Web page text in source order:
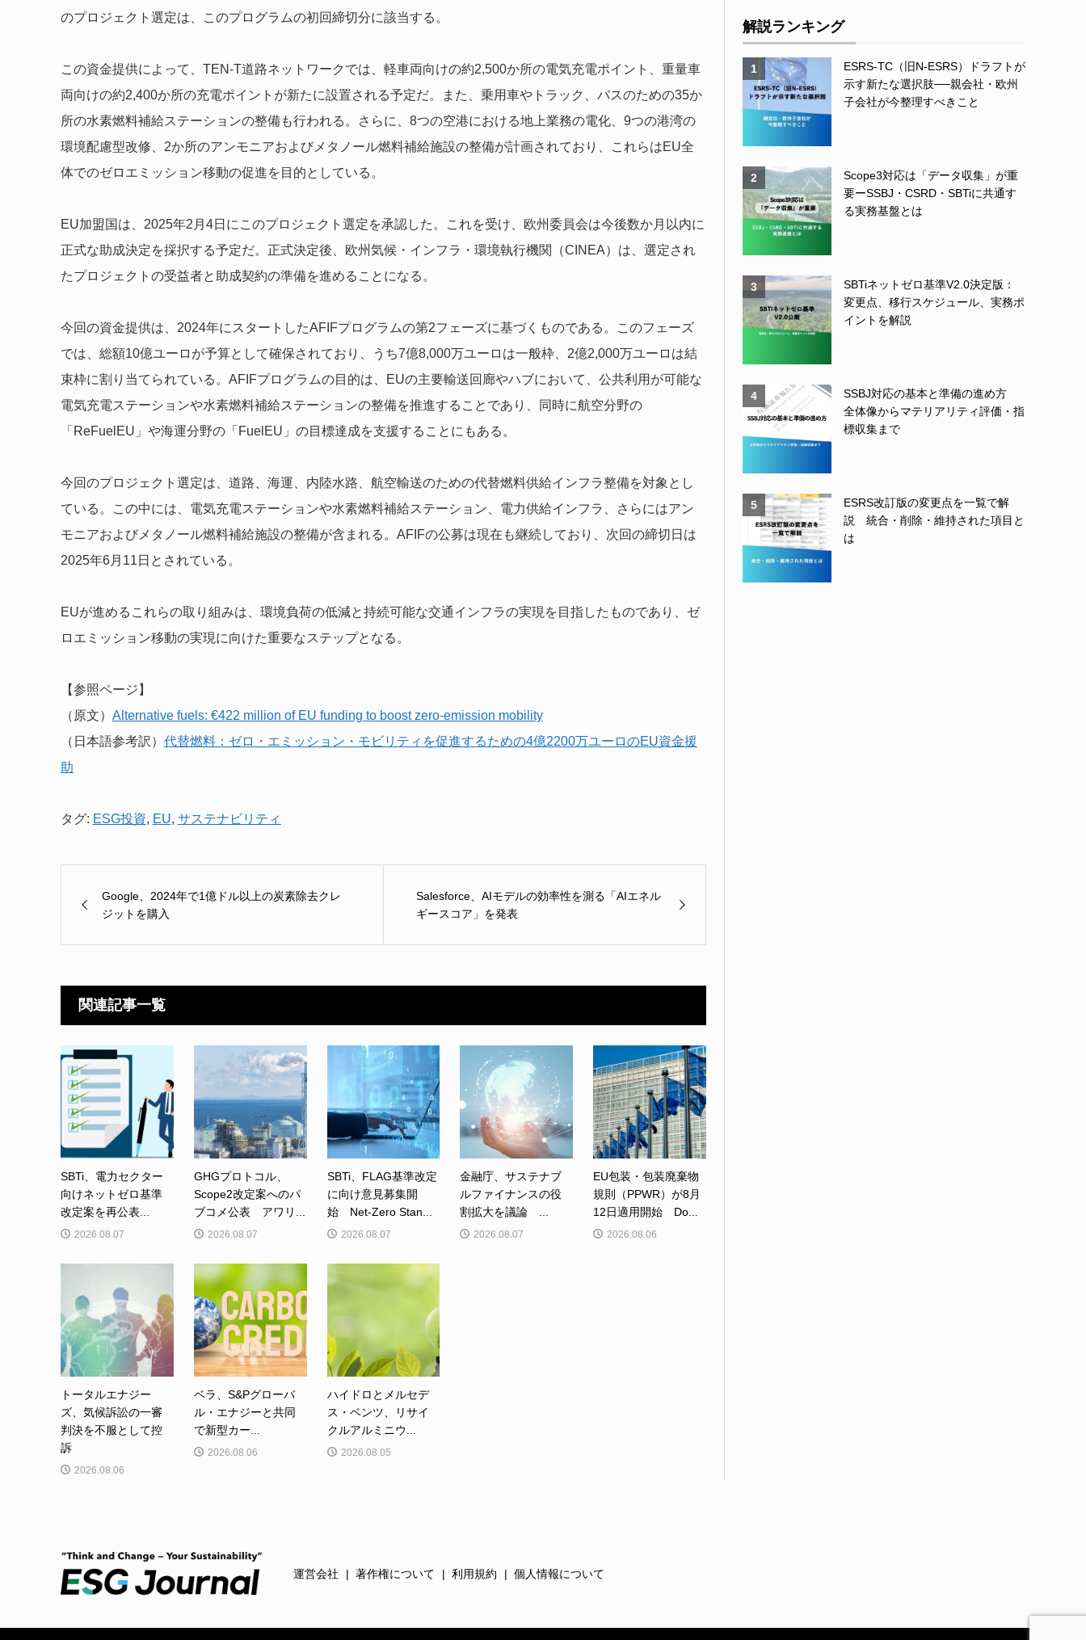
のプロジェクト選定は、このプログラムの初回締切分に該当する。
この資金提供によって、TEN-T道路ネットワークでは、軽車両向けの約2,500か所の電気充電ポイント、重量車
両向けの約2,400か所の充電ポイントが新たに設置される予定だ。また、乗用車やトラック、バスのための35か
所の水素燃料補給ステーションの整備も行われる。さらに、8つの空港における地上業務の電化、9つの港湾の
環境配慮型改修、2か所のアンモニアおよびメタノール燃料補給施設の整備が計画されており、これらはEU全
体でのゼロエミッション移動の促進を目的としている。
EU加盟国は、2025年2月4日にこのプロジェクト選定を承認した。これを受け、欧州委員会は今後数か月以内に
正式な助成決定を採択する予定だ。正式決定後、欧州気候・インフラ・環境執行機関（CINEA）は、選定され
たプロジェクトの受益者と助成契約の準備を進めることになる。
今回の資金提供は、2024年にスタートしたAFIFプログラムの第2フェーズに基づくものである。このフェーズ
では、総額10億ユーロが予算として確保されており、うち7億8,000万ユーロは一般枠、2億2,000万ユーロは結
束枠に割り当てられている。AFIFプログラムの目的は、EUの主要輸送回廊やハブにおいて、公共利用が可能な
電気充電ステーションや水素燃料補給ステーションの整備を推進することであり、同時に航空分野の
「ReFuelEU」や海運分野の「FuelEU」の目標達成を支援することにもある。
今回のプロジェクト選定は、道路、海運、内陸水路、航空輸送のための代替燃料供給インフラ整備を対象とし
ている。この中には、電気充電ステーションや水素燃料補給ステーション、電力供給インフラ、さらにはアン
モニアおよびメタノール燃料補給施設の整備が含まれる。AFIFの公募は現在も継続しており、次回の締切日は
2025年6月11日とされている。
EUが進めるこれらの取り組みは、環境負荷の低減と持続可能な交通インフラの実現を目指したものであり、ゼ
ロエミッション移動の実現に向けた重要なステップとなる。
【参照ページ】
（原文） Alternative fuels: €422 million of EU funding to boost zero-emission mobility
（日本語参考訳） 代替燃料：ゼロ・エミッション・モビリティを促進するための4億2200万ユーロのEU資金援
助
タグ: ESG投資, EU, サステナビリティ
Google、2024年で1億ドル以上の炭素除去クレ
ジットを購入
Salesforce、AIモデルの効率性を測る「AIエネル
ギースコア」を発表
関連記事一覧
SBTi、電力セクター
向けネットゼロ基準
改定案を再公表...
2026.08.07
GHGプロトコル、
Scope2改定案へのパ
ブコメ公表 アワリ...
2026.08.07
SBTi、FLAG基準改定
に向け意見募集開
始 Net-Zero Stan...
2026.08.07
金融庁、サステナブ
ルファイナンスの役
割拡大を議論 ...
2026.08.07
EU包装・包装廃棄物
規則（PPWR）が8月
12日適用開始 Do...
2026.08.06
トータルエナジー
ズ、気候訴訟の一審
判決を不服として控
訴
2026.08.06
ベラ、S&Pグローバ
ル・エナジーと共同
で新型カー...
2026.08.06
ハイドロとメルセデ
ス・ベンツ、リサイ
クルアルミニウ...
2026.08.05
解説ランキング
1
ESRS-TC（旧N-ESRS）ドラフトが
示す新たな選択肢──親会社・欧州
子会社が今整理すべきこと
2
Scope3対応は「データ収集」が重
要ーSSBJ・CSRD・SBTiに共通す
る実務基盤とは
3
SBTiネットゼロ基準V2.0決定版：
変更点、移行スケジュール、実務ポ
イントを解説
4
SSBJ対応の基本と準備の進め方
全体像からマテリアリティ評価・指
標収集まで
5
ESRS改訂版の変更点を一覧で解
説 統合・削除・維持された項目と
は
運営会社 著作権について 利用規約 個人情報について